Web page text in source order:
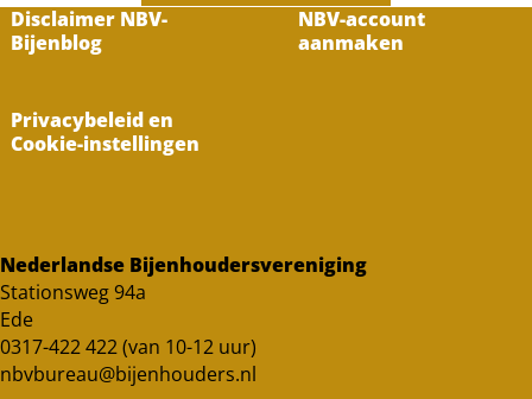
Disclaimer NBV-
Bijenblog
NBV-account
aanmaken
Privacybeleid en
Cookie-instellingen
Nederlandse Bijenhoudersvereniging
Stationsweg 94a
Ede
0317-422 422 (van 10-12 uur)
nbvbureau@bijenhouders.nl